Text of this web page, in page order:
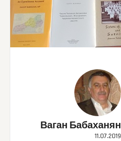
Ваган Бабаханян
11.07.2019